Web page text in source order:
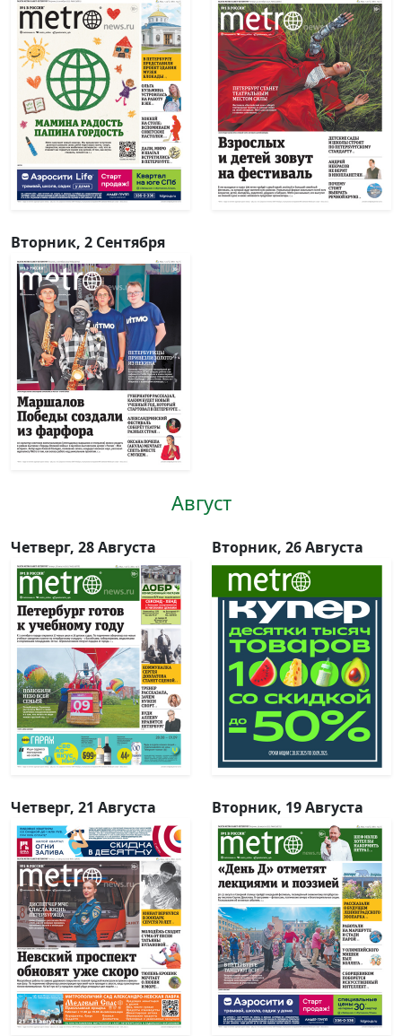
Вторник, 2 Сентября
Август
Четверг, 28 Августа Вторник, 26 Августа
Четверг, 21 Августа Вторник, 19 Августа